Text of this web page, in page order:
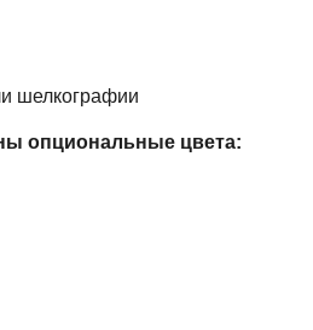
шелкографии
опциональные цвета: